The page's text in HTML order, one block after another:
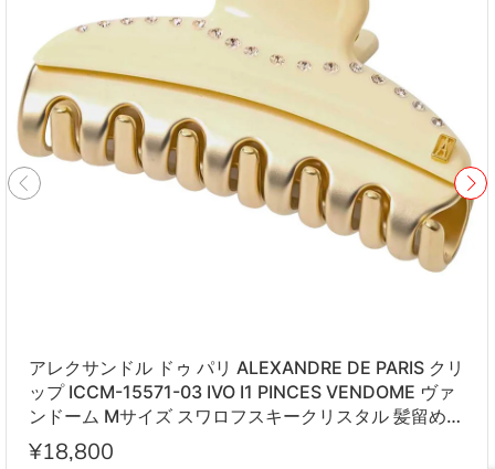
アレクサンドル ドゥ パリ ALEXANDRE DE PARIS クリ
ップ ICCM-15571-03 IVO I1 PINCES VENDOME ヴァ
ンドーム Mサイズ スワロフスキークリスタル 髪留め
レディース アイボリー系
¥18,800